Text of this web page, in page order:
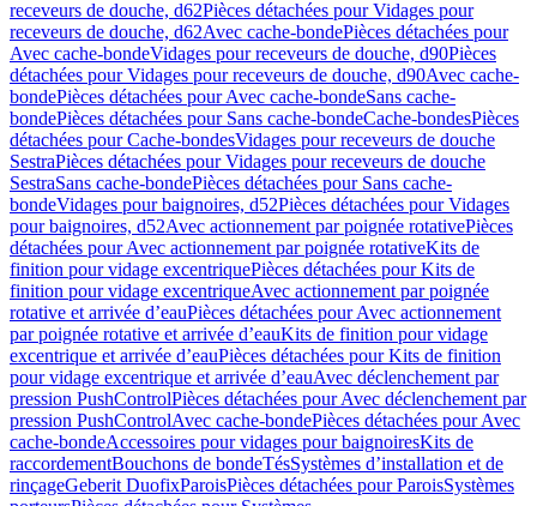
receveurs de douche, d62Pièces détachées pour Vidages pour
receveurs de douche, d62Avec cache-bondePièces détachées pour
Avec cache-bondeVidages pour receveurs de douche, d90Pièces
détachées pour Vidages pour receveurs de douche, d90Avec cache-
bondePièces détachées pour Avec cache-bondeSans cache-
bondePièces détachées pour Sans cache-bondeCache-bondesPièces
détachées pour Cache-bondesVidages pour receveurs de douche
SestraPièces détachées pour Vidages pour receveurs de douche
SestraSans cache-bondePièces détachées pour Sans cache-
bondeVidages pour baignoires, d52Pièces détachées pour Vidages
pour baignoires, d52Avec actionnement par poignée rotativePièces
détachées pour Avec actionnement par poignée rotativeKits de
finition pour vidage excentriquePièces détachées pour Kits de
finition pour vidage excentriqueAvec actionnement par poignée
rotative et arrivée d’eauPièces détachées pour Avec actionnement
par poignée rotative et arrivée d’eauKits de finition pour vidage
excentrique et arrivée d’eauPièces détachées pour Kits de finition
pour vidage excentrique et arrivée d’eauAvec déclenchement par
pression PushControlPièces détachées pour Avec déclenchement par
pression PushControlAvec cache-bondePièces détachées pour Avec
cache-bondeAccessoires pour vidages pour baignoiresKits de
raccordementBouchons de bondeTésSystèmes d’installation et de
rinçageGeberit DuofixParoisPièces détachées pour ParoisSystèmes